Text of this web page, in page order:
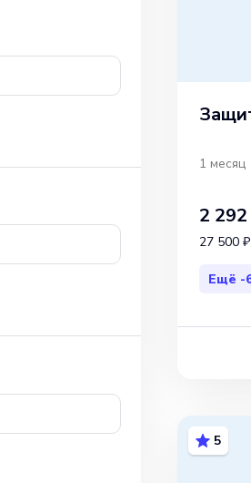
1 месяц
2
27 500 ₽
Ещё -
5